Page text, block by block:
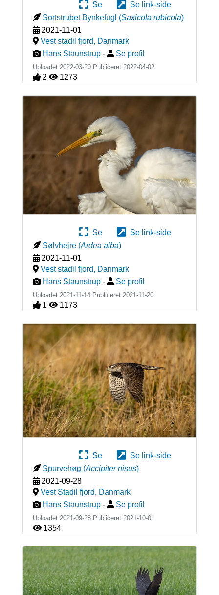
Se
Se link-side
Sortstrubet Bynkefugl (Saxicola rubicola)
2021-11-01
Vest stadil fjord, Danmark
Hans Staunstrup - Se profil
Uploadet 2022-03-20 Publiceret 2022-04-02
2 1273
Se
Se link-side
Sølvhejre (Ardea alba)
2021-11-01
Vest stadil fjord, Danmark
Hans Staunstrup - Se profil
Uploadet 2021-11-14 Publiceret 2021-11-20
1 1173
Se
Se link-side
Spurvehøg (Accipiter nisus)
2021-09-28
Vest Stadil fjord, Danmark
Hans Staunstrup - Se profil
Uploadet 2021-09-28 Publiceret 2021-10-01
1354